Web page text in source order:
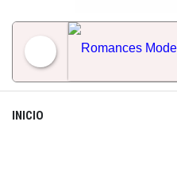
INICIO